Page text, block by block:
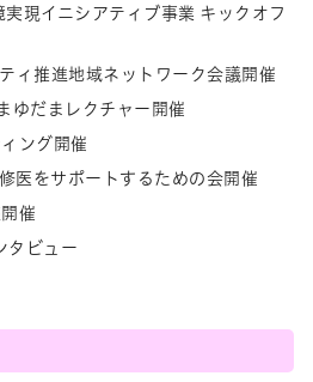
現イニシアティブ事業 キックオフ
ィ推進地域ネットワーク会議開催
ゆだまレクチャー開催
ング開催
医をサポートするための会開催
催
タビュー